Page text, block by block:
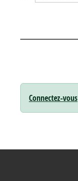
Connectez-vous